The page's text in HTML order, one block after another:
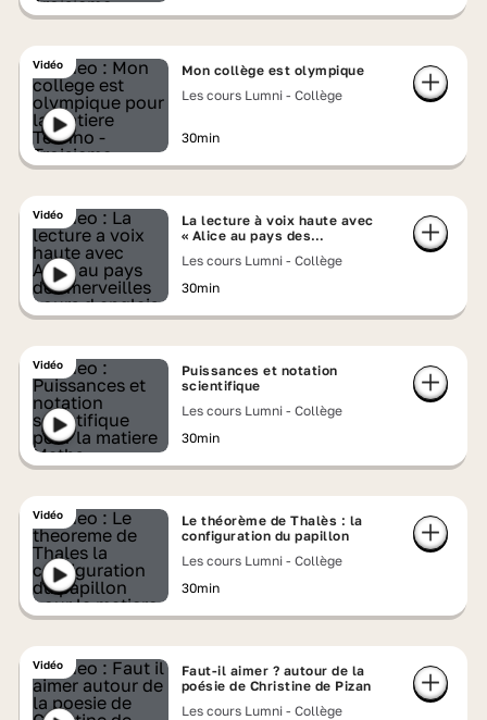
Vidéo
Mon collège est olympique
Les cours Lumni - Collège
30min
Vidéo
La lecture à voix haute avec
« Alice au pays des
Les cours Lumni - Collège
30min
Vidéo
Puissances et notation
scientifique
Les cours Lumni - Collège
30min
Vidéo
Le théorème de Thalès : la
configuration du papillon
Les cours Lumni - Collège
30min
Vidéo
Faut-il aimer ? autour de la
poésie de Christine de Pizan
Les cours Lumni - Collège